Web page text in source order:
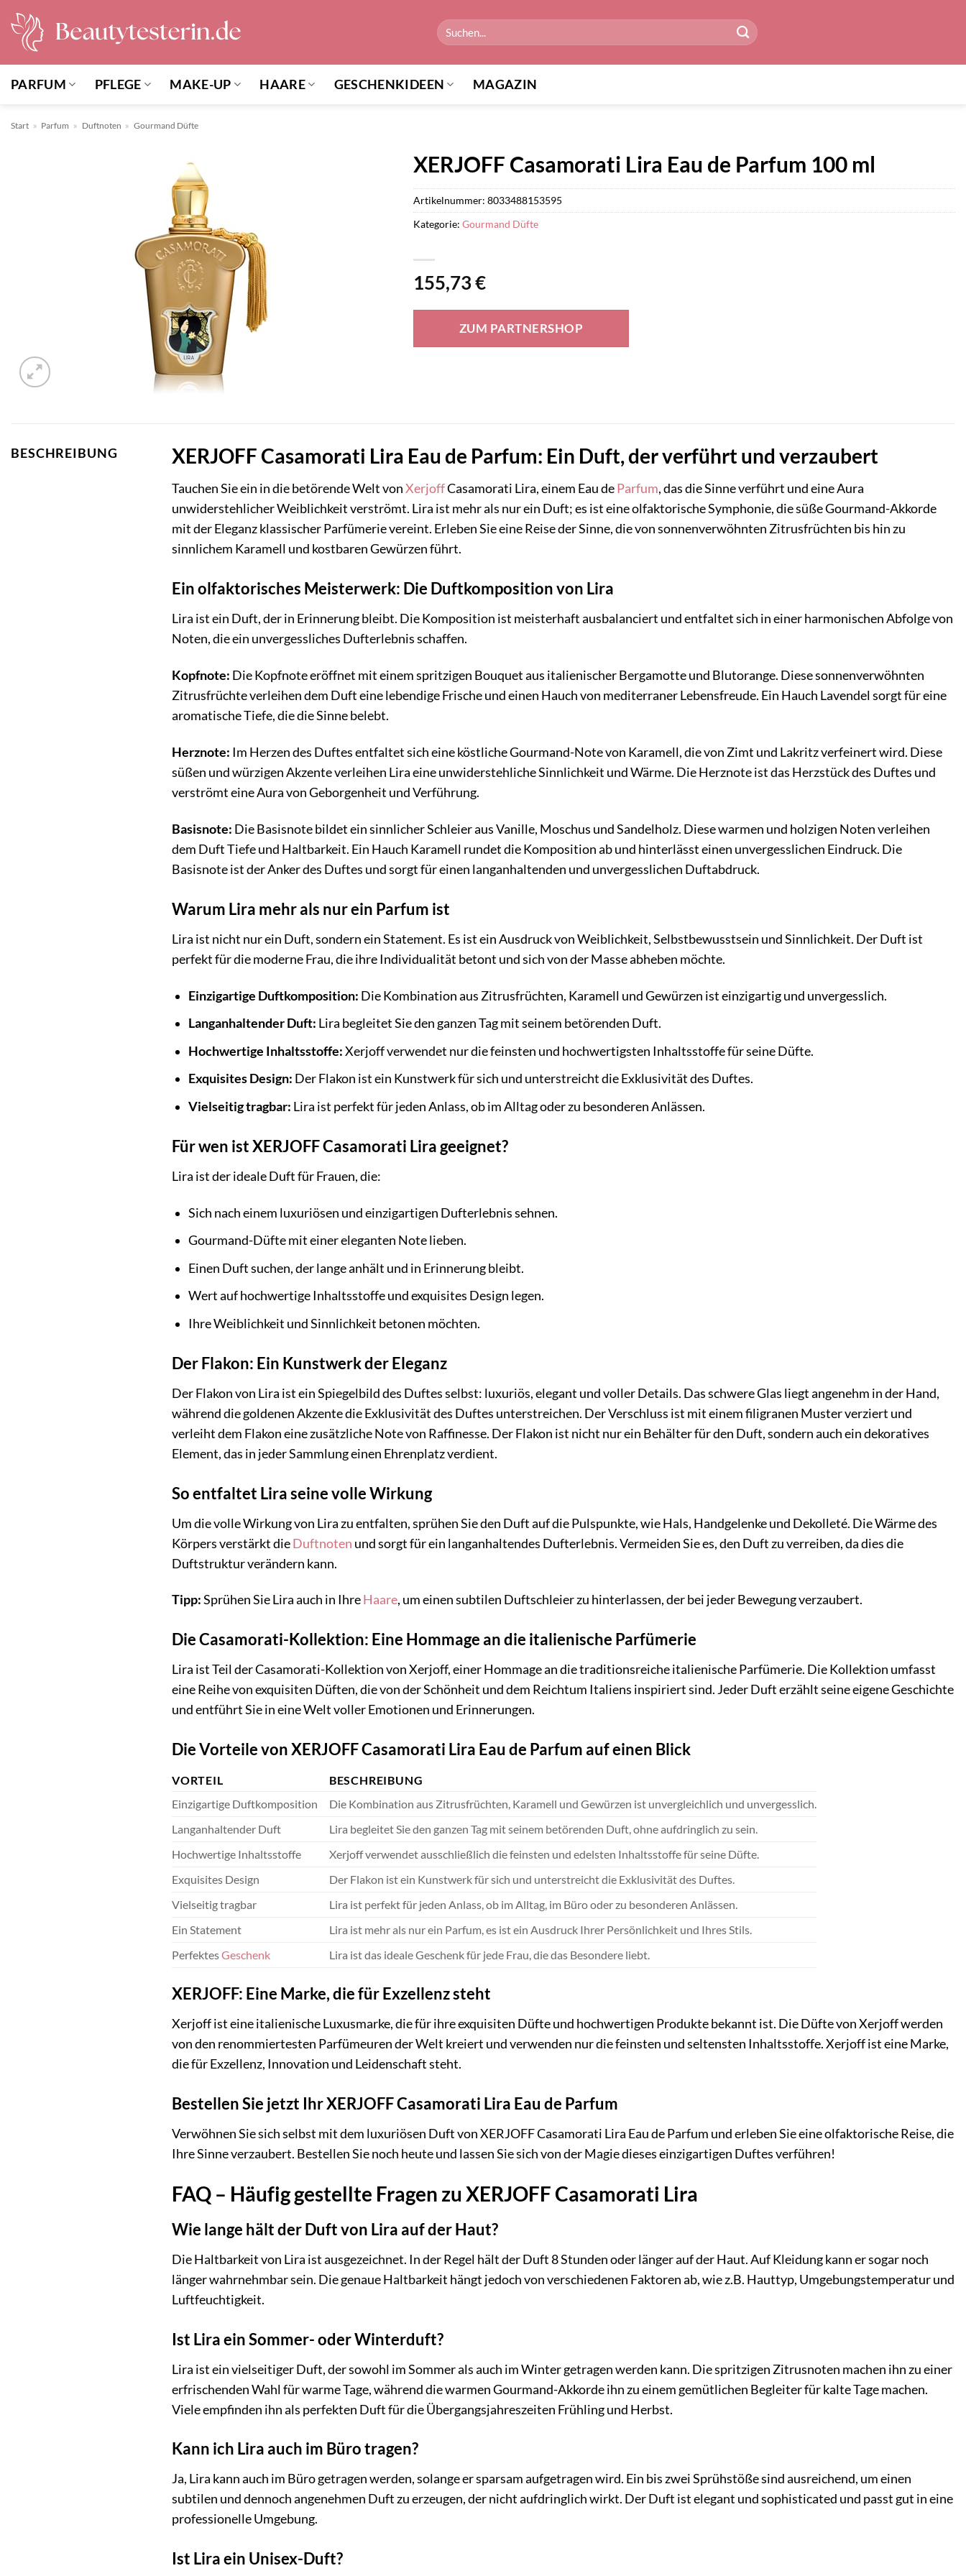
Inhalt
springen
Suchen
nach:
PARFUM PFLEGE MAKE-UP HAARE GESCHENKIDEEN MAGAZIN
Start » Parfum » Duftnoten » Gourmand Düfte
XERJOFF Casamorati Lira Eau de Parfum 100 ml
155,73€
ZUM PARTNERSHOP
Artikelnummer: 8033488153595
Kategorie: Gourmand Düfte
BESCHREIBUNG XERJOFF Casamorati Lira Eau de Parfum: Ein Duft, der verführt und verzaubert
Tauchen Sie ein in die betörende Welt vonXerjoffCasamorati Lira, einem Eau deParfum, das die Sinne verführt und eine Aura
unwiderstehlicher Weiblichkeit verströmt. Lira ist mehr als nur ein Duft; es ist eine olfaktorische Symphonie, die süße Gourmand-Akkorde
mit der Eleganz klassischer Parfümerie vereint. Erleben Sie eine Reise der Sinne, die von sonnenverwöhnten Zitrusfrüchten bis hin zu
sinnlichem Karamell und kostbaren Gewürzen führt.
Ein olfaktorisches Meisterwerk: Die Duftkomposition von Lira
Lira ist ein Duft, der in Erinnerung bleibt. Die Komposition ist meisterhaft ausbalanciert und entfaltet sich in einer harmonischen Abfolge von
Noten, die ein unvergessliches Dufterlebnis schaffen.
Kopfnote: Die Kopfnote eröffnet mit einem spritzigen Bouquet aus italienischer Bergamotte und Blutorange. Diese sonnenverwöhnten
Zitrusfrüchte verleihen dem Duft eine lebendige Frische und einen Hauch von mediterraner Lebensfreude. Ein Hauch Lavendel sorgt für eine
aromatische Tiefe, die die Sinne belebt.
Herznote: Im Herzen des Duftes entfaltet sich eine köstliche Gourmand-Note von Karamell, die von Zimt und Lakritz verfeinert wird. Diese
süßen und würzigen Akzente verleihen Lira eine unwiderstehliche Sinnlichkeit und Wärme. Die Herznote ist das Herzstück des Duftes und
verströmt eine Aura von Geborgenheit und Verführung.
Basisnote: Die Basisnote bildet ein sinnlicher Schleier aus Vanille, Moschus und Sandelholz. Diese warmen und holzigen Noten verleihen
dem Duft Tiefe und Haltbarkeit. Ein Hauch Karamell rundet die Komposition ab und hinterlässt einen unvergesslichen Eindruck. Die
Basisnote ist der Anker des Duftes und sorgt für einen langanhaltenden und unvergesslichen Duftabdruck.
Warum Lira mehr als nur ein Parfum ist
Lira ist nicht nur ein Duft, sondern ein Statement. Es ist ein Ausdruck von Weiblichkeit, Selbstbewusstsein und Sinnlichkeit. Der Duft ist
perfekt für die moderne Frau, die ihre Individualität betont und sich von der Masse abheben möchte.
Einzigartige Duftkomposition: Die Kombination aus Zitrusfrüchten, Karamell und Gewürzen ist einzigartig und unvergesslich.
Langanhaltender Duft: Lira begleitet Sie den ganzen Tag mit seinem betörenden Duft.
Hochwertige Inhaltsstoffe:Xerjoff verwendet nur die feinsten und hochwertigsten Inhaltsstoffe für seine Düfte.
Exquisites Design: Der Flakon ist ein Kunstwerk für sich und unterstreicht die Exklusivität des Duftes.
Vielseitig tragbar: Lira ist perfekt für jeden Anlass, ob im Alltag oder zu besonderen Anlässen.
Für wen ist XERJOFF Casamorati Lira geeignet?
Lira ist der ideale Duft für Frauen, die:
Sich nach einem luxuriösen und einzigartigen Dufterlebnis sehnen.
Gourmand-Düfte mit einer eleganten Note lieben.
Einen Duft suchen, der lange anhält und in Erinnerung bleibt.
Wert auf hochwertige Inhaltsstoffe und exquisites Design legen.
Ihre Weiblichkeit und Sinnlichkeit betonen möchten.
Der Flakon: Ein Kunstwerk der Eleganz
Der Flakon von Lira ist ein Spiegelbild des Duftes selbst: luxuriös, elegant und voller Details. Das schwere Glas liegt angenehm in der Hand,
während die goldenen Akzente die Exklusivität des Duftes unterstreichen. Der Verschluss ist mit einem filigranen Muster verziert und
verleiht dem Flakon eine zusätzliche Note von Raffinesse. Der Flakon ist nicht nur ein Behälter für den Duft, sondern auch ein dekoratives
Element, das in jeder Sammlung einen Ehrenplatz verdient.
So entfaltet Lira seine volle Wirkung
Um die volle Wirkung von Lira zu entfalten, sprühen Sie den Duft auf die Pulspunkte, wie Hals, Handgelenke und Dekolleté. Die Wärme des
Körpers verstärkt dieDuftnoten und sorgt für ein langanhaltendes Dufterlebnis. Vermeiden Sie es, den Duft zu verreiben, da dies die
Duftstruktur verändern kann.
Tipp:Sprühen Sie Lira auch in IhreHaare, um einen subtilen Duftschleier zu hinterlassen, der bei jeder Bewegung verzaubert.
Die Casamorati-Kollektion: Eine Hommage an die italienische Parfümerie
Lira ist Teil der Casamorati-Kollektion von Xerjoff, einer Hommage an die traditionsreiche italienische Parfümerie. Die Kollektion umfasst
eine Reihe von exquisiten Düften, die von der Schönheit und dem Reichtum Italiens inspiriert sind. Jeder Duft erzählt seine eigene Geschichte
und entführt Sie in eine Welt voller Emotionen und Erinnerungen.
Die Vorteile von XERJOFF Casamorati Lira Eau de Parfum auf einen Blick
VORTEIL
BESCHREIBUNG
Einzigartige Duftkomposition
Die Kombination aus Zitrusfrüchten, Karamell und Gewürzen ist unvergleichlich und unvergesslich.
Langanhaltender Duft
Lira begleitet Sie den ganzen Tag mit seinem betörenden Duft, ohne aufdringlich zu sein.
Hochwertige Inhaltsstoffe
Xerjoff verwendet ausschließlich die feinsten und edelsten Inhaltsstoffe für seine Düfte.
Exquisites Design
Der Flakon ist ein Kunstwerk für sich und unterstreicht die Exklusivität des Duftes.
Vielseitig tragbar
Lira ist perfekt für jeden Anlass, ob im Alltag, im Büro oder zu besonderen Anlässen.
Ein Statement
Lira ist mehr als nur ein Parfum, es ist ein Ausdruck Ihrer Persönlichkeit und Ihres Stils.
PerfektesGeschenk Lira ist das ideale Geschenk für jede Frau, die das Besondere liebt.
XERJOFF: Eine Marke, die für Exzellenz steht
Xerjoff ist eine italienische Luxusmarke, die für ihre exquisiten Düfte und hochwertigen Produkte bekannt ist. Die Düfte von Xerjoff werden
von den renommiertesten Parfümeuren der Welt kreiert und verwenden nur die feinsten und seltensten Inhaltsstoffe. Xerjoff ist eine Marke,
die für Exzellenz, Innovation und Leidenschaft steht.
Bestellen Sie jetzt Ihr XERJOFF Casamorati Lira Eau de Parfum
Verwöhnen Sie sich selbst mit dem luxuriösen Duft von XERJOFF Casamorati Lira Eau de Parfum und erleben Sie eine olfaktorische Reise, die
Ihre Sinne verzaubert. Bestellen Sie noch heute und lassen Sie sich von der Magie dieses einzigartigen Duftes verführen!
FAQ – Häufig gestellte Fragen zu XERJOFF Casamorati Lira
Wie lange hält der Duft von Lira auf der Haut?
Die Haltbarkeit von Lira ist ausgezeichnet. In der Regel hält der Duft 8 Stunden oder länger auf der Haut. Auf Kleidung kann er sogar noch
länger wahrnehmbar sein. Die genaue Haltbarkeit hängt jedoch von verschiedenen Faktoren ab, wie z.B. Hauttyp, Umgebungstemperatur und
Luftfeuchtigkeit.
Ist Lira ein Sommer- oder Winterduft?
Lira ist ein vielseitiger Duft, der sowohl im Sommer als auch im Winter getragen werden kann. Die spritzigen Zitrusnoten machen ihn zu einer
erfrischenden Wahl für warme Tage, während die warmen Gourmand-Akkorde ihn zu einem gemütlichen Begleiter für kalte Tage machen.
Viele empfinden ihn als perfekten Duft für die Übergangsjahreszeiten Frühling und Herbst.
Kann ich Lira auch im Büro tragen?
Ja, Lira kann auch im Büro getragen werden, solange er sparsam aufgetragen wird. Ein bis zwei Sprühstöße sind ausreichend, um einen
subtilen und dennoch angenehmen Duft zu erzeugen, der nicht aufdringlich wirkt. Der Duft ist elegant und sophisticated und passt gut in eine
professionelle Umgebung.
Ist Lira ein Unisex-Duft?